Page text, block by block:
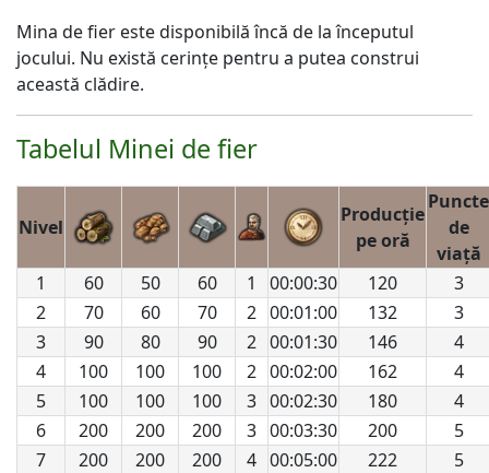
Mina de fier este disponibilă încă de la începutul
jocului. Nu există cerințe pentru a putea construi
această clădire.
Tabelul Minei de fier
Nivel
Producţie
pe oră
Puncte
de
viaţă
1
60 50 60 1 00:00:30 120
3
2
70 60 70 2 00:01:00 132
3
3
90 80 90 2 00:01:30 146
4
4
100 100 100 2 00:02:00 162
4
5
100 100 100 3 00:02:30 180
4
6
200 200 200 3 00:03:30 200
5
7
200 200 200 4 00:05:00 222
5